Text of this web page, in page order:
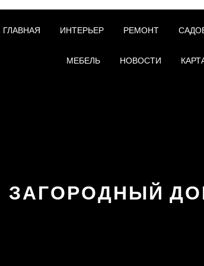
ГЛАВНАЯ ИНТЕРЬЕР РЕМОНТ
МЕБЕЛЬ НОВОСТИ
ЗАГОРОДНЫЙ